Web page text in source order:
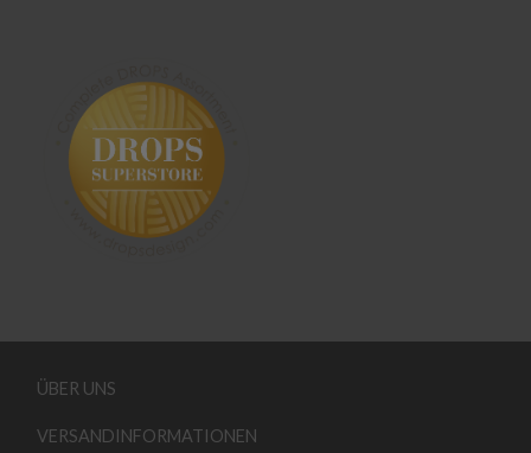
ÜBER UNS
VERSANDINFORMATIONEN